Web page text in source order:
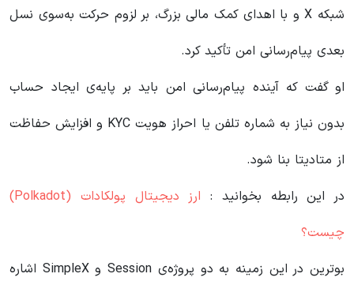
شبکه X و با اهدای کمک مالی بزرگ، بر لزوم حرکت به‌سوی نسل
بعدی پیام‌رسانی امن تأکید کرد.
او گفت که آینده پیام‌رسانی امن باید بر پایه‌ی ایجاد حساب
بدون نیاز به شماره تلفن یا احراز هویت KYC و افزایش حفاظت
از متادیتا بنا شود.
در این رابطه بخوانید‌ :
ارز دیجیتال پولکادات (Polkadot)
چیست؟
بوترین در این زمینه به دو پروژه‌ی Session و SimpleX اشاره